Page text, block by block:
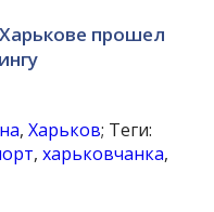
прошел
,Харьков; Теги:
,харьковчанка,